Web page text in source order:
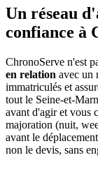
Un réseau
confiance à
ChronoServe n'est
en relation avec un
immatriculés et
tout le Seine-et-
avant d'agir et vous
majoration (nuit,
avant le
non le devis, sans